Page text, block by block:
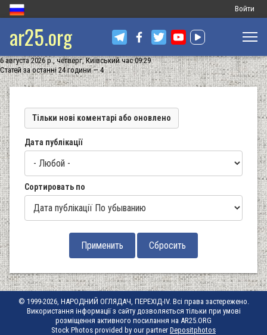
Меню
запису
Войти
ar25.org
6 августа 2026 р., четверг, Київський час 09:29
Статей за останні 24 години — 4
Тільки нові коментарі або оновлено
Дата публікації
Сортировать по
© 1999-2026, НАРОДНИЙ ОГЛЯДАЧ, ПЕРЕХІД-IV. Всі права застережено.
Використання інформації з сайту дозволяється тільки при умові
розміщення активного посилання на AR25.ORG
Stock Photos provided by our partner Depositphotos